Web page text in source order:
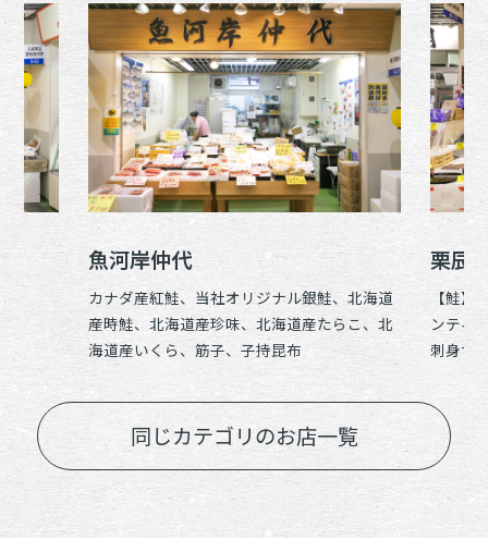
魚河岸仲代
カナダ産紅鮭、当社オリジナル銀鮭、北海道
産時鮭、北海道産珍味、北海道産たらこ、北
海道産いくら、筋子、子持昆布
栗辰
【鮭】
ンティ
刺身サ
こ他 【
うな
貝,ホ
ぐろ
同じカテゴリのお店一覧